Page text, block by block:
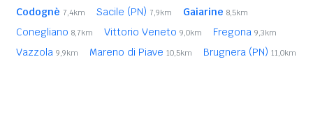
Codognè 7,4km Sacile (PN) 7,9km Gaiarine 8,5km
Conegliano 8,7km Vittorio Veneto 9,0km Fregona 9,3km
Vazzola 9,9km Mareno di Piave 10,5km Brugnera (PN) 11,0km